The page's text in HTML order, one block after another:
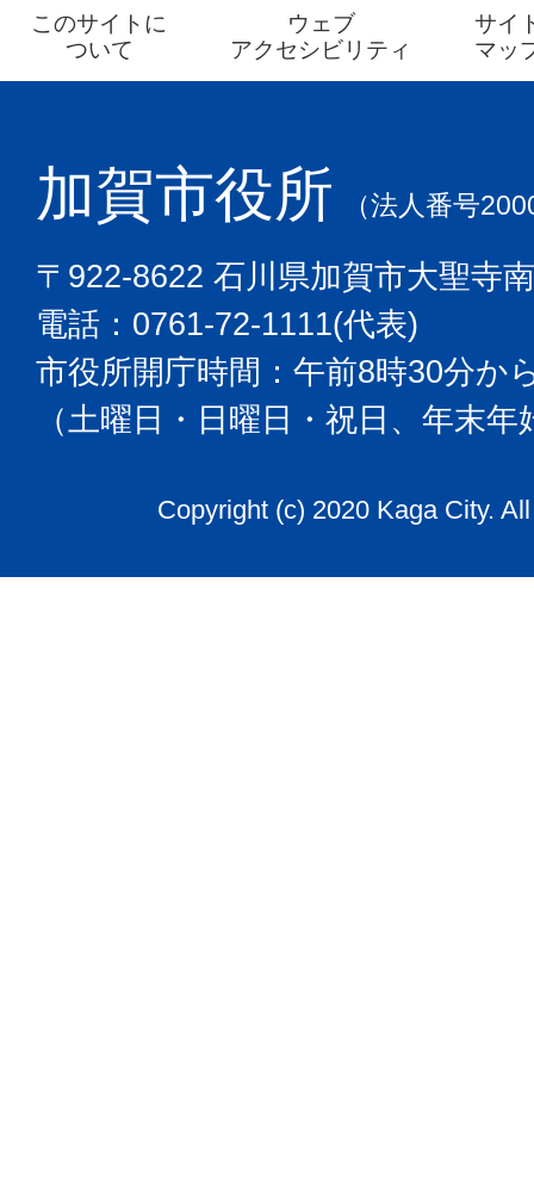
このサイトに
ついて
ウェブ
アクセシビリティ
サイ
マッ
加賀市役所 （法人番号
〒922-8622 石川県加賀市大聖寺
電話：0761-72-1111(代表)
市役所開庁時間：午前8時30分か
（土曜日・日曜日・祝日、年末
Copyright (c) 2020 Kaga City.